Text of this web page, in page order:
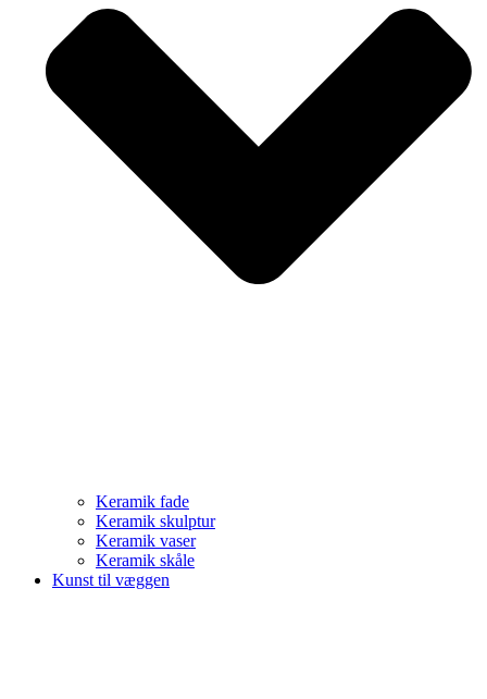
Keramik fade
Keramik skulptur
Keramik vaser
Keramik skåle
Kunst til væggen